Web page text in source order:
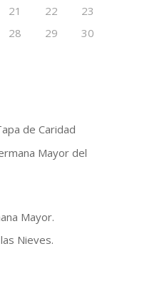
21 22
23
28 29
30
de Caridad
Mayor del
Mayor.
Nieves.